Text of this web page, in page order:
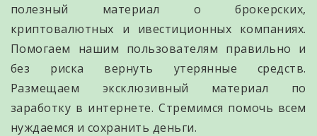
полезный материал о брокерских,
криптовалютных и ивестиционных компаниях.
Помогаем нашим пользователям правильно и
без риска вернуть утерянные средств.
Размещаем эксклюзивный материал по
заработку в интернете. Стремимся помочь всем
нуждаемся и сохранить деньги.